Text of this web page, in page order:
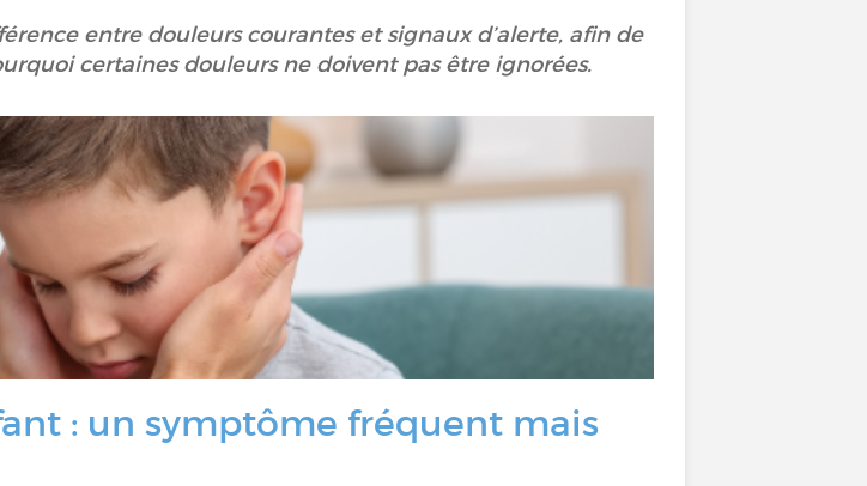
entre douleurs courantes et signaux d’alerte, afin de
certaines douleurs ne doivent pas être ignorées.
: un symptôme fréquent mais